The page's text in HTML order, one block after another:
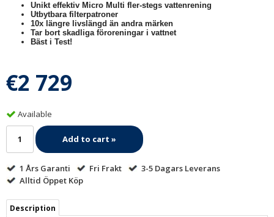
Unikt effektiv Micro Multi fler-stegs vattenrening
Utbytbara filterpatroner
10x längre livslängd än andra märken
Tar bort skadliga föroreningar i vattnet
Bäst i Test!
€2 729
Available
Add to cart »
1 Års Garanti Fri Frakt
3-5 Dagars Leverans
Alltid Öppet Köp
Description